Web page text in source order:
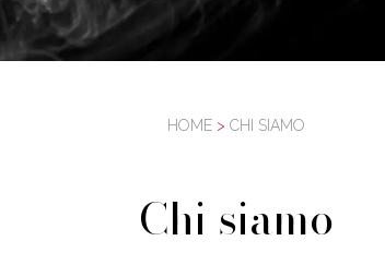
HOME > CHI SIAMO
Chi siamo